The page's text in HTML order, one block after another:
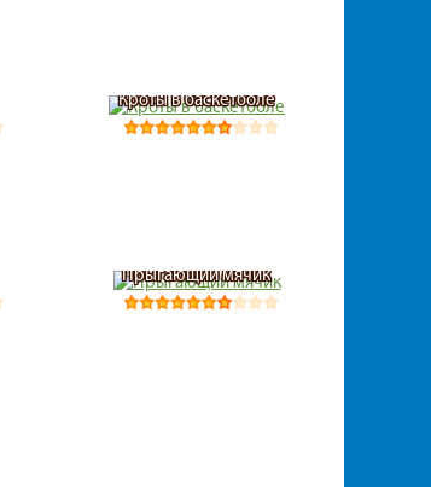
Кроты в баскетболе
Прыгающий мячик